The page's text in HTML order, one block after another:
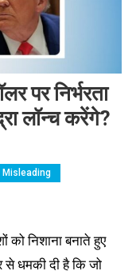
पर निर्भरता
लॉन्च करेंगे?
Misleading
को निशाना बनाते हुए
से धमकी दी है कि जो